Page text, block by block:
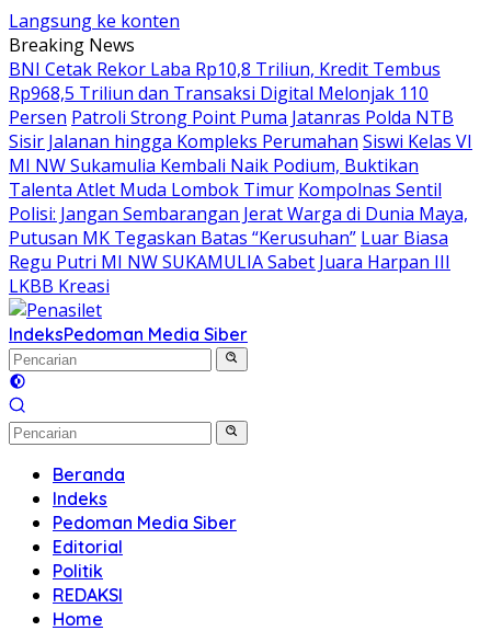
Langsung ke konten
Breaking News
BNI Cetak Rekor Laba Rp10,8 Triliun, Kredit Tembus
Rp968,5 Triliun dan Transaksi Digital Melonjak 110
Persen Patroli Strong Point Puma Jatanras Polda NTB
Sisir Jalanan hingga Kompleks Perumahan Siswi Kelas VI
MI NW Sukamulia Kembali Naik Podium, Buktikan
Talenta Atlet Muda Lombok Timur Kompolnas Sentil
Polisi: Jangan Sembarangan Jerat Warga di Dunia Maya,
Putusan MK Tegaskan Batas “Kerusuhan” Luar Biasa
Regu Putri MI NW SUKAMULIA Sabet Juara Harpan III
LKBB Kreasi
IndeksPedoman Media Siber
Beranda
Indeks
Pedoman Media Siber
Editorial
Politik
REDAKSI
Home